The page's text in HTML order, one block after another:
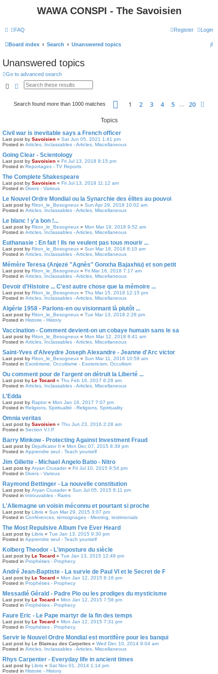
WAWA CONSPI - The Savoisien
FAQ Login
Register
Board index Search Unanswered topics
S
Unanswered topics
Go to advanced search
SearchAdvanced search
Search found more than 1000 matches Page 1of 20
1 2 3 4 5 20
Topics
Civil war is inevitable says a French officer
Last post by Savoisien « Sat Jun 05, 2021 1:41 pm
Posted in Articles, Inclassables - Articles, Miscellaneous
Going Clear - Scientology
Last post by Savoisien « Fri Jul 13, 2018 9:15 pm
Posted in Reportages - TV Reports
The Complete Shakespeare
Last post by Savoisien « Fri Jul 13, 2018 11:12 am
Posted in Divers - Various
Le Nouvel Ordre Mondial ou la Synarchie des élites au pouvoi
Last post by Riton_le_Besogneux « Sun Apr 29, 2018 10:02 am
Posted in Articles, Inclassables - Articles, Miscellaneous
Le blanc ! y'a bon !...
Last post by Riton_le_Besogneux « Mon Mar 19, 2018 9:52 am
Posted in Articles, Inclassables - Articles, Miscellaneous
Euthanasie : En fait ! Ils ne veulent pas tous mourir ...
Last post by Riton_le_Besogneux « Sun Mar 18, 2018 8:10 am
Posted in Articles, Inclassables - Articles, Miscellaneous
Mémère Teresa (Anjezë "Agnès" Gonxha Bajaxhiu) et son petit
Last post by Riton_le_Besogneux « Fri Mar 16, 2018 7:17 am
Posted in Articles, Inclassables - Articles, Miscellaneous
Devoir d'Histoire ... C'est autre chose que la mémoire ...
Last post by Riton_le_Besogneux « Thu Mar 15, 2018 12:15 pm
Posted in Articles, Inclassables - Articles, Miscellaneous
Algérie 1958 - Parlons-en ou visionnant là plutôt ...
Last post by Riton_le_Besogneux « Tue Mar 13, 2018 2:28 pm
Posted in Histoire - History
Vaccination - Comment devient-on un cobaye humain sans le sa
Last post by Riton_le_Besogneux « Mon Mar 12, 2018 8:41 am
Posted in Articles, Inclassables - Articles, Miscellaneous
Saint-Yves d'Alveydre Joseph Alexandre - Jeanne d'Arc victor
Last post by Riton_le_Besogneux « Sun Mar 11, 2018 10:59 am
Posted in Esotérisme, Occultisme - Esotericism, Occultism
Ou comment pour de l'argent on détruit la Liberté ...
Last post by Le Tocard « Thu Feb 16, 2017 6:28 am
Posted in Articles, Inclassables - Articles, Miscellaneous
L'Edda
Last post by Raptor« Mon Jan 16, 2017 7:07 pm
Posted in Religions, Spiritualité - Religions, Spirituality
Omnia veritas
Last post by Savoisien « Thu Jun 23, 2016 2:28 am
Posted in Section V.I.P
Barry Minkow - Protecting Against Investment Fraud
Last post by Dejuificator II « Mon Dec 07, 2015 8:39 pm
Posted in Apprendre seul - Teach yourself
Jim Gillette - Michael Angelo Batio - Nitro
Last post by Aryan Crusader« Fri Jul 10, 2015 9:54 pm
Posted in Divers - Various
Raymond Bettinger - La nouvelle constitution
Last post by Aryan Crusader« Sun Jul 05, 2015 8:11 pm
Posted in Introuvables - Rares
L'Allemagne un voisin méconnu et pourtant si proche
Last post by Libris « Sun Mar 29, 2015 3:07 pm
Posted in Conférences, témoignages - Meeting, testimonials
The Most Repulsive Album I've Ever Heard
Last post by Libris « Tue Jan 13, 2015 9:30 pm
Posted in Apprendre seul - Teach yourself
Kolberg Theodor - L'imposture du siècle
Last post by Le Tocard « Tue Jan 13, 2015 12:49 pm
Posted in Prophéties - Prophecy
André Jean-Baptiste - La survie de Paul VI et le Secret de F
Last post by Le Tocard « Mon Jan 12, 2015 8:16 pm
Posted in Prophéties - Prophecy
Messadié Gérald - Padre Pio ou les prodiges du mysticisme
Last post by Le Tocard « Mon Jan 12, 2015 7:58 pm
Posted in Prophéties - Prophecy
Faure Eric - Le Pape martyr de la fin des temps
Last post by Le Tocard « Mon Jan 12, 2015 7:31 pm
Posted in Prophéties - Prophecy
Servir le Nouvel Ordre Mondial est mortifère pour les banqui
Last post by Le Blaireau des Carpettes « Wed Dec 10, 2014 9:04 am
Posted in Articles, Inclassables - Articles, Miscellaneous
Rhys Carpenter - Everyday life in ancient times
Last post by Libris « Sat Nov 01, 2014 1:14 pm
Posted in Histoire - History